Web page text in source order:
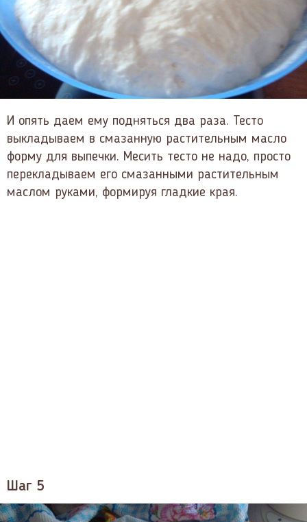
И опять даем ему подняться два раза. Тесто
выкладываем в смазанную растительным масло
форму для выпечки. Месить тесто не надо, просто
перекладываем его смазанными растительным
маслом руками, формируя гладкие края.
Шаг 5